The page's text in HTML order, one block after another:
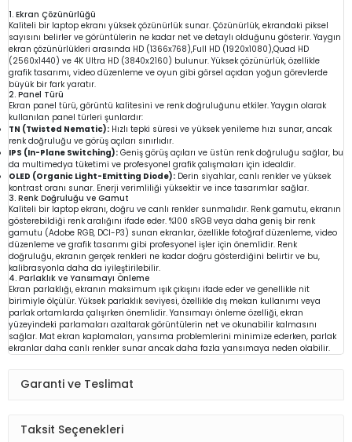
1. Ekran Çözünürlüğü
Kaliteli bir laptop ekranı yüksek çözünürlük sunar. Çözünürlük, ekrandaki piksel
sayısını belirler ve görüntülerin ne kadar net ve detaylı olduğunu gösterir. Yaygın
ekran çözünürlükleri arasında HD (1366x768),Full HD (1920x1080),Quad HD
(2560x1440) ve 4K Ultra HD (3840x2160) bulunur. Yüksek çözünürlük, özellikle
grafik tasarımı, video düzenleme ve oyun gibi görsel açıdan yoğun görevlerde
büyük bir fark yaratır.
2. Panel Türü
Ekran panel türü, görüntü kalitesini ve renk doğruluğunu etkiler. Yaygın olarak
kullanılan panel türleri şunlardır:
TN (Twisted Nematic): Hızlı tepki süresi ve yüksek yenileme hızı sunar, ancak
renk doğruluğu ve görüş açıları sınırlıdır.
IPS (In-Plane Switching): Geniş görüş açıları ve üstün renk doğruluğu sağlar, bu
da multimedya tüketimi ve profesyonel grafik çalışmaları için idealdir.
OLED (Organic Light-Emitting Diode): Derin siyahlar, canlı renkler ve yüksek
kontrast oranı sunar. Enerji verimliliği yüksektir ve ince tasarımlar sağlar.
3. Renk Doğruluğu ve Gamut
Kaliteli bir laptop ekranı, doğru ve canlı renkler sunmalıdır. Renk gamutu, ekranın
gösterebildiği renk aralığını ifade eder. %100 sRGB veya daha geniş bir renk
gamutu (Adobe RGB, DCI-P3) sunan ekranlar, özellikle fotoğraf düzenleme, video
düzenleme ve grafik tasarımı gibi profesyonel işler için önemlidir. Renk
doğruluğu, ekranın gerçek renkleri ne kadar doğru gösterdiğini belirtir ve bu,
kalibrasyonla daha da iyileştirilebilir.
4. Parlaklık ve Yansımayı Önleme
Ekran parlaklığı, ekranın maksimum ışık çıkışını ifade eder ve genellikle nit
birimiyle ölçülür. Yüksek parlaklık seviyesi, özellikle dış mekan kullanımı veya
parlak ortamlarda çalışırken önemlidir. Yansımayı önleme özelliği, ekran
yüzeyindeki parlamaları azaltarak görüntülerin net ve okunabilir kalmasını
sağlar. Mat ekran kaplamaları, yansıma problemlerini minimize ederken, parlak
ekranlar daha canlı renkler sunar ancak daha fazla yansımaya neden olabilir.
Garanti ve Teslimat
Taksit Seçenekleri